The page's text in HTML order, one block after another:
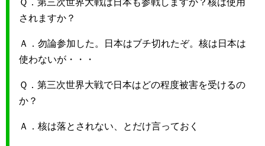
Ｑ．第三次世界大戦は日本も参戦しますか？核は使用
されますか？
Ａ．勿論参加した。日本はブチ切れたぞ。核は日本は
使わないが・・・
Ｑ．第三次世界大戦で日本はどの程度被害を受けるの
か？
Ａ．核は落とされない、とだけ言っておく